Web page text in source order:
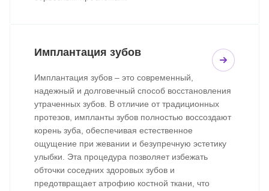
Имплантация зубов
Имплантация зубов – это современный,
надежный и долговечный способ восстановления
утраченных зубов. В отличие от традиционных
протезов, импланты зубов полностью воссоздают
корень зуба, обеспечивая естественное
ощущение при жевании и безупречную эстетику
улыбки. Эта процедура позволяет избежать
обточки соседних здоровых зубов и
предотвращает атрофию костной ткани, что